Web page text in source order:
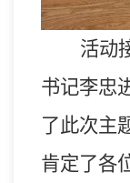
活动
书记李忠
了此次主
肯定了各